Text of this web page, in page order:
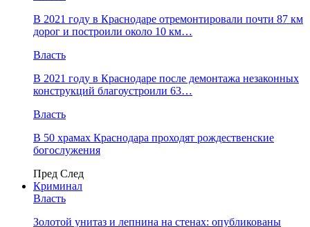
В 2021 году в Краснодаре отремонтировали почти 87 км
дорог и построили около 10 км…
Власть
В 2021 году в Краснодаре после демонтажа незаконных
конструкций благоустроили 63…
Власть
В 50 храмах Краснодара проходят рождественские
богослужения
Пред След
Криминал
Власть
​Золотой унитаз и лепнина на стенах: опубликованы